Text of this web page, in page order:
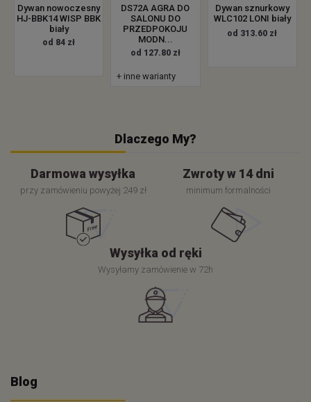
Dywan nowoczesny
HJ-BBK14 WISP BBK
biały
od 84 zł
DS72A AGRA DO
SALONU DO
PRZEDPOKOJU
MODN...
od 127.80 zł
+ inne warianty
Dywan sznurkowy
WLC102 LONI biały
od 313.60 zł
Dlaczego My?
Darmowa wysyłka
przy zamówieniu powyżej 249 zł
Zwroty w 14 dni
minimum formalności
Wysyłka od ręki
Wysyłamy zamówienie w 72h
Blog